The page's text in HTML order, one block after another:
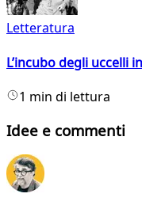
Letteratura
L’incubo degli uccelli
1 min di lettura
Idee e commenti